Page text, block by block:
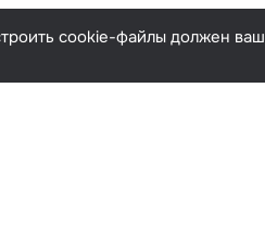
cookie-файлы должен ваш